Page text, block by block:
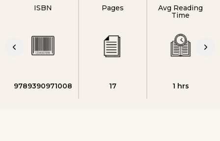
ISBN
9789390971008
Pages
17
Avg Reading
Time
1 hrs